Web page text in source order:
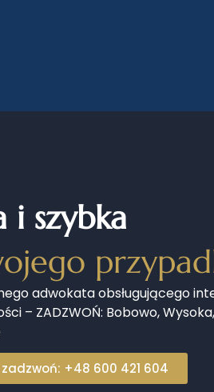
i szybka
adwokata obsługującego
– ZADZWOŃ: Bobowo,
+48 600 421 604